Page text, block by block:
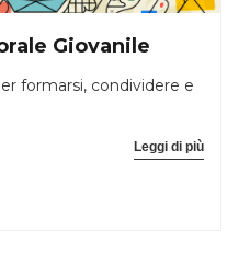
Giovanile
formarsi, condividere e
Leggi di più